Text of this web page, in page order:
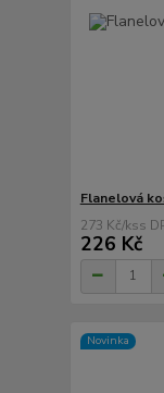
Flanelová
273 Kč/ks
226 Kč
Novinka